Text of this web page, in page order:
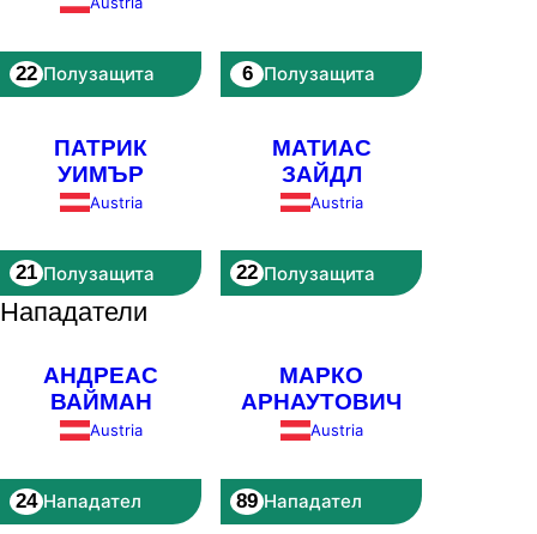
22 Полузащита 6 Полузащита
ПАТРИК
УИМЪР
Austria
21 Полузащита
МАТИАС
ЗАЙДЛ
Austria
22 Полузащита
Нападатели
АНДРЕАС
ВАЙМАН
Austria
24 Нападател
МАРКО
АРНАУТОВИЧ
Austria
89 Нападател